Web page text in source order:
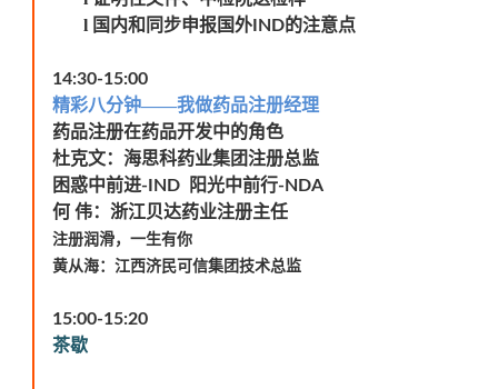
l 国内和同步申报国外 IND的注意点
14:30-15:00
精彩八分钟——我做药品注册经理
药品注册在药品开发中的角色
杜克文：海思科药业集团注册总监
困惑中前进-IND 阳光中前行-NDA
何 伟：浙江贝达药业注册主任
注册润滑，一生有你
黄从海：江西济民可信集团技术总监
15:00-15:20
茶歇